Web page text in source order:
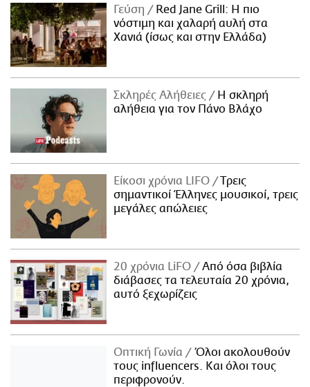
Γεύση
Red Jane Grill: Η πιο
νόστιμη και χαλαρή αυλή στα
Χανιά (ίσως και στην Ελλάδα)
Σκληρές Αλήθειες
H σκληρή
αλήθεια για τον Πάνο Βλάχο
Είκοσι χρόνια LIFO
Tρεις
σημαντικοί Έλληνες μουσικοί, τρεις
μεγάλες απώλειες
20 χρόνια LiFO
Από όσα βιβλία
διάβασες τα τελευταία 20 χρόνια,
αυτό ξεχωρίζεις
Οπτική Γωνία
Όλοι ακολουθούν
τους influencers. Και όλοι τους
περιφρονούν.